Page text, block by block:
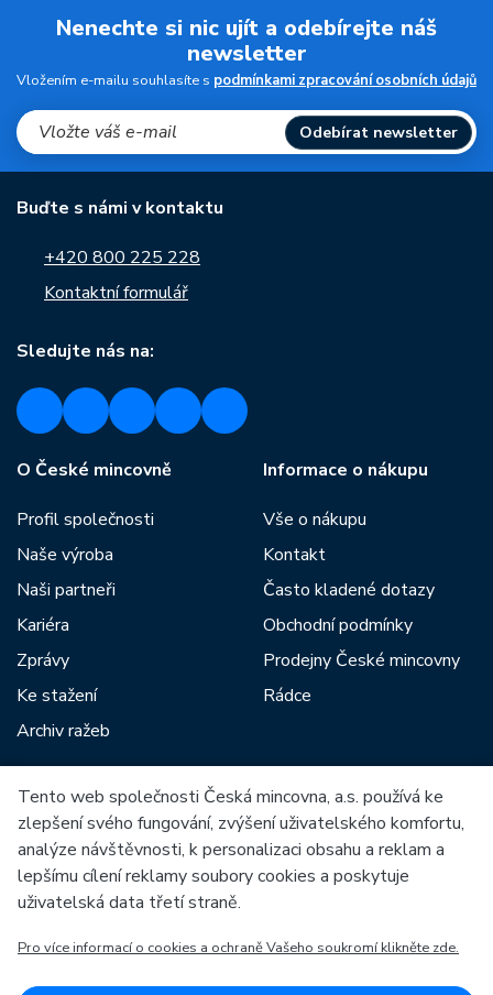
Nenechte si nic ujít a odebírejte náš
newsletter
Vložením e-mailu souhlasíte s podmínkami zpracování osobních údajů
Odebírat newsletter
Buďte s námi v kontaktu
+420 800 225 228
Kontaktní formulář
Sledujte nás na:
O České mincovně
Profil společnosti
Naše výroba
Naši partneři
Kariéra
Zprávy
Ke stažení
Archiv ražeb
Informace o nákupu
Vše o nákupu
Kontakt
Často kladené dotazy
Obchodní podmínky
Prodejny České mincovny
Rádce
Mezi naše partnery patří:
Evropská unie
OP Podnikání a inovace pro konkurenceschopnost
Tento web společnosti Česká mincovna, a.s. používá ke
zlepšení svého fungování, zvýšení uživatelského komfortu,
analýze návštěvnosti, k personalizaci obsahu a reklam a
lepšímu cílení reklamy soubory cookies a poskytuje
uživatelská data třetí straně.
Pro více informací o cookies a ochraně Vašeho soukromí klikněte zde.